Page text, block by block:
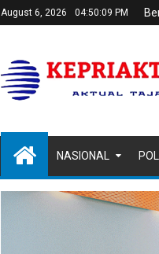
August 6, 2026 04:50:10 PM
NASIONAL